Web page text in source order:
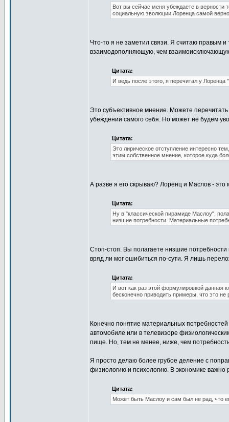
Вот вы сейчас меня убеждаете в верности
социальную эволюции Лоренца самой
Что-то я не заметил связи. Я считаю правым и
взаимодополняющую, чем
Цитата:
И ведь после этого, я перечитал у
Это субъективное мнение. Можете
убеждении самого себя. Но может не будем
Цитата:
Это лирическое отступление интересно
этим собственное мнение, которое куда
А разве я его скрываю? Лоренц и Маслов - это
Цитата:
Ну в "классической пирамиде Маслоу",
низшие потребности. Материальные
Стоп-стоп. Вы полагаете низшие
вряд ли мог ошибиться по-сути. Я лишь
Цитата:
И вот как раз этой формулировкой данная
бесконечно приводить примеры, что это не
Конечно понятие материальных
автомобиле или в телевизоре
пище. Но, тем не менее, ниже, чем
Я просто делаю более грубое деление с
физиологию и психологию. В экономике
Цитата:
Может быть Маслоу и сам был не рад, что